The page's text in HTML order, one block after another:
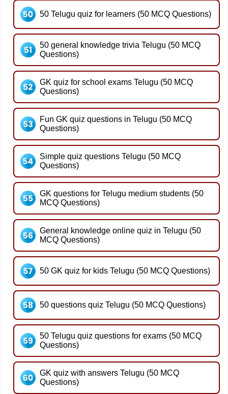
50 Telugu quiz for learners (50 MCQ Questions)
50 general knowledge trivia Telugu (50 MCQ
Questions)
GK quiz for school exams Telugu (50 MCQ
Questions)
Fun GK quiz questions in Telugu (50 MCQ
Questions)
Simple quiz questions Telugu (50 MCQ
Questions)
GK questions for Telugu medium students (50
MCQ Questions)
General knowledge online quiz in Telugu (50
MCQ Questions)
50 GK quiz for kids Telugu (50 MCQ Questions)
50 questions quiz Telugu (50 MCQ Questions)
50 Telugu quiz questions for exams (50 MCQ
Questions)
GK quiz with answers Telugu (50 MCQ
Questions)